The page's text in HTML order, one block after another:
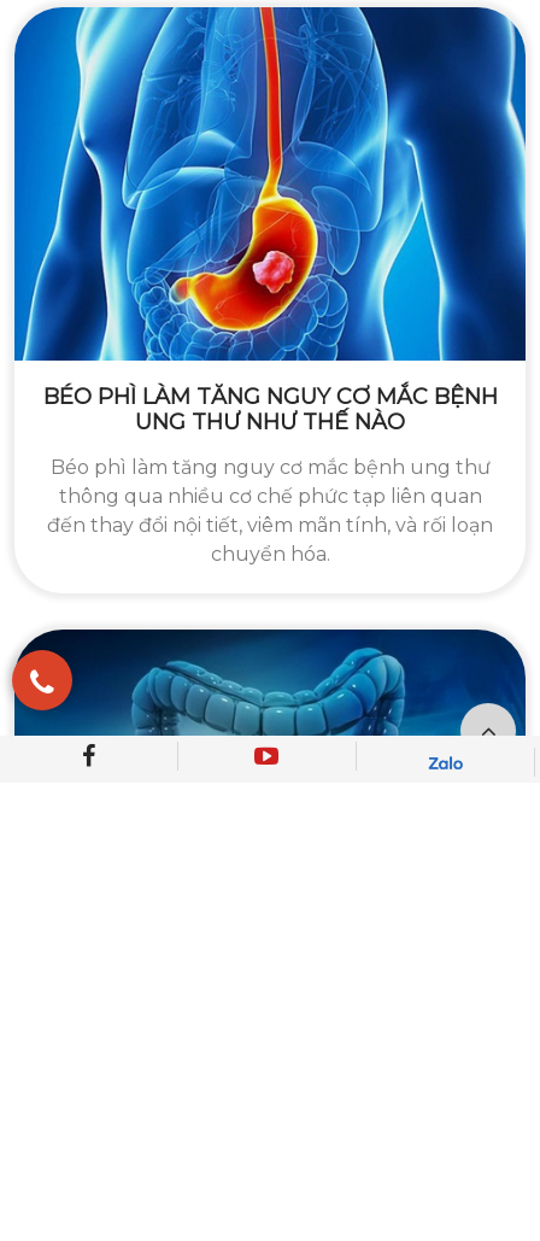
BÉO PHÌ LÀM TĂNG NGUY CƠ MẮC BỆNH
UNG THƯ NHƯ THẾ NÀO
Béo phì làm tăng nguy cơ mắc bệnh ung thư
thông qua nhiều cơ chế phức tạp liên quan
đến thay đổi nội tiết, viêm mãn tính, và rối loạn
chuyển hóa.